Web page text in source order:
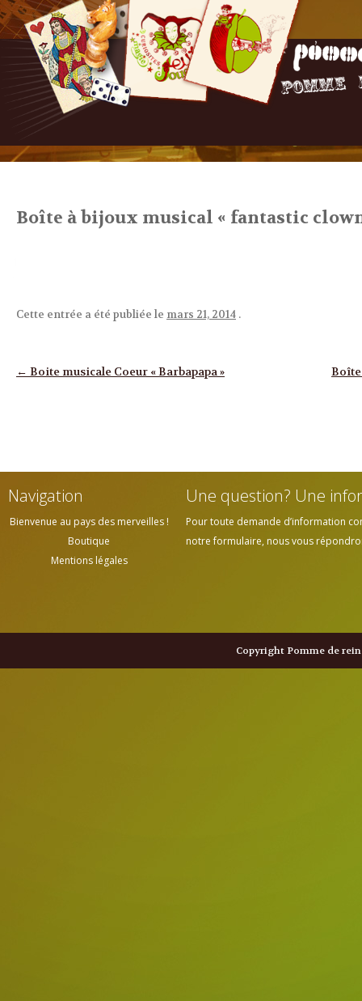
Boîte à bijoux musical « fantastic
Cette entrée a été publiée le mars 21, 2014 .
Navigation des articles
← Boite musicale Coeur « Barbapapa »
Navigation
Bienvenue au pays des merveilles !
Boutique
Mentions légales
Une question? Une
Pour toute demande d’information
notre formulaire, nous vous
Copyright Pomme de